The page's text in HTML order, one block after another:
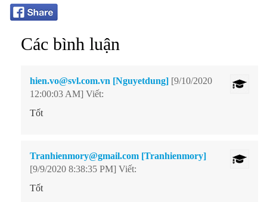
Các bình luận
hien.vo@svl.com.vn [Nguyetdung] [9/10/2020
12:00:03 AM] Viết:
Tốt
Tranhienmory@gmail.com [Tranhienmory]
[9/9/2020 8:38:35 PM] Viết:
Tốt